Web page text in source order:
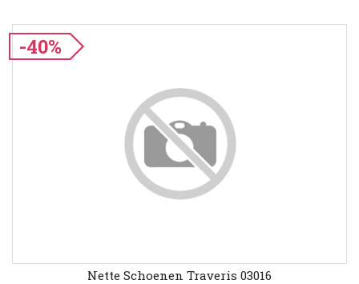
-40%
Nette Schoenen Traveris 03016